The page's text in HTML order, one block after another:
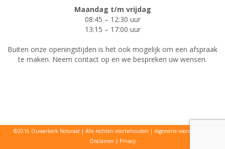
Maandag t/m vrijdag
08:45 – 12:30 uur
13:15 – 17:00 uur
Buiten onze openingstijden is het ook mogelijk om een afspraak
te maken. Neem contact op en we bespreken uw wensen.
©2016 Ouwerkerk Notaraat Alle rechten voorbehouden
Algemene voorwaarden
Disclaimer
Privacy